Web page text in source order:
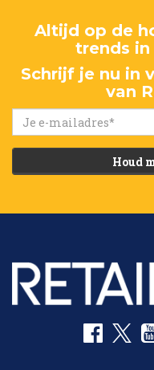
Altijd op de
trends
Schrijf je nu in
van
Houd